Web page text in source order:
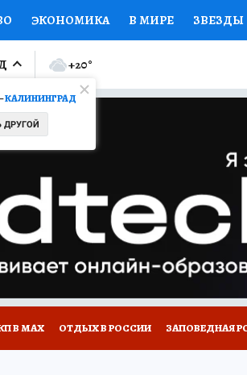
ЭКОНОМИКА В МИРЕ ЗВЕЗДЫ
НАЦИОНАЛЬНЫЕ
Я ЗНАЮ СЕМЬЯ ЖЕНСКИЕ
КОНКУРСЫ
КАЛИНИНГРАД
ДРУГОЙ
+20°
В МАХ ОТДЫХ В РОССИИ ЗАПОВЕДНАЯ